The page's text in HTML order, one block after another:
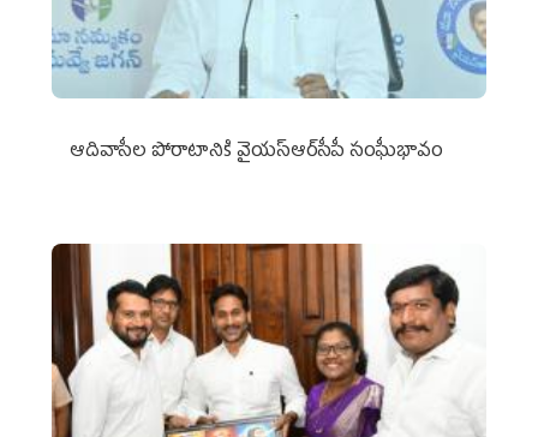
ఆదివాసీల పోరాటానికి వైయ‌స్ఆర్‌సీపీ సంఘీభావం